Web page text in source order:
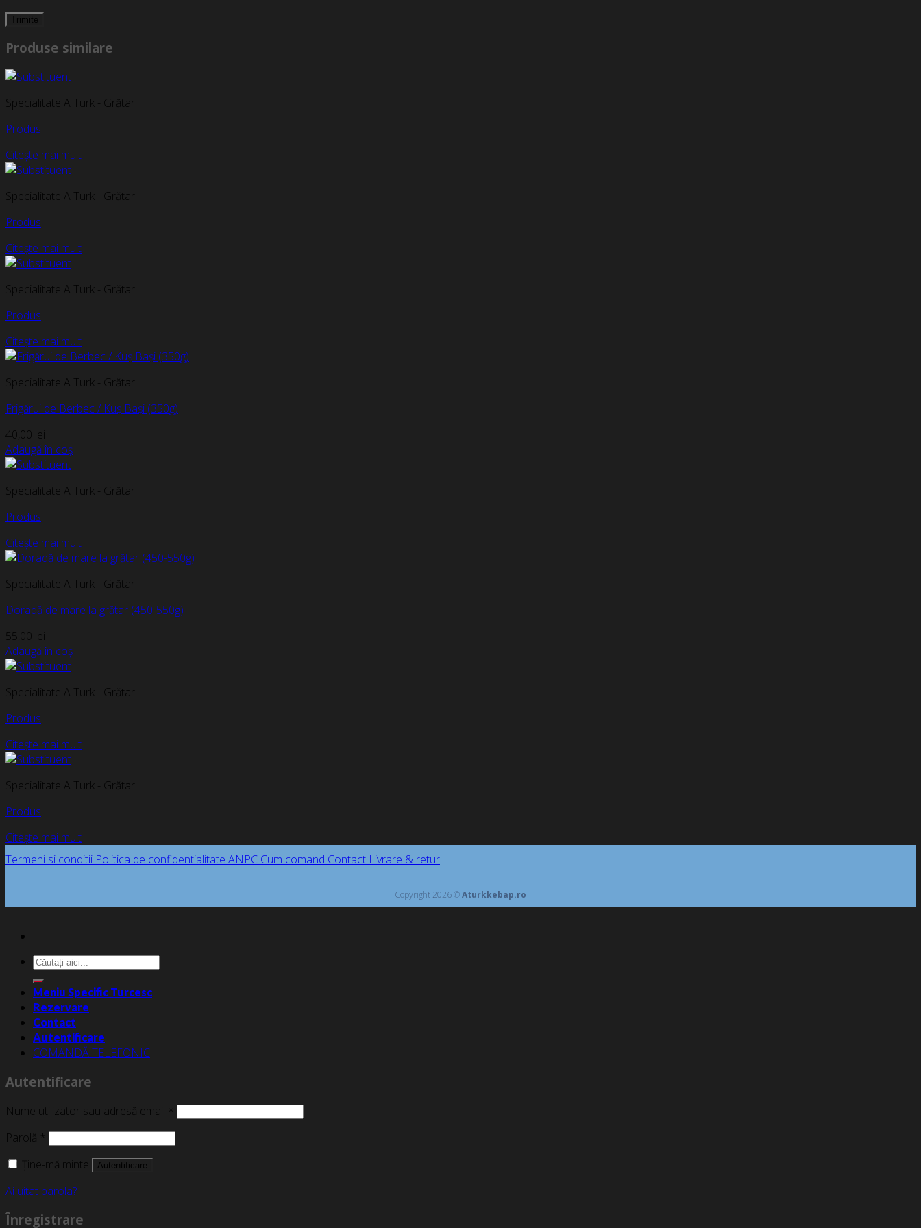
Produse similare
Specialitate A Turk - Grătar
Produs
Citește mai mult
Specialitate A Turk - Grătar
Produs
Citește mai mult
Specialitate A Turk - Grătar
Produs
Citește mai mult
Specialitate A Turk - Grătar
Frigărui de Berbec / Kuș Bași (350g)
40,00 lei
Adaugă în coș
Specialitate A Turk - Grătar
Produs
Citește mai mult
Specialitate A Turk - Grătar
Doradă de mare la grătar (450-550g)
55,00 lei
Adaugă în coș
Specialitate A Turk - Grătar
Produs
Citește mai mult
Specialitate A Turk - Grătar
Produs
Citește mai mult
Termeni si conditii Politica de confidentialitate ANPC Cum comand Contact Livrare & retur
Copyright 2026 ©Aturkkebap.ro
Caută
după:
Meniu Specific Turcesc
Rezervare
Contact
Autentificare
COMANDĂ TELEFONIC
Autentificare
Nume utilizator sau adresă email *
Parolă *
Ține-mă minte
Autentificare
Ai uitat parola?
Înregistrare